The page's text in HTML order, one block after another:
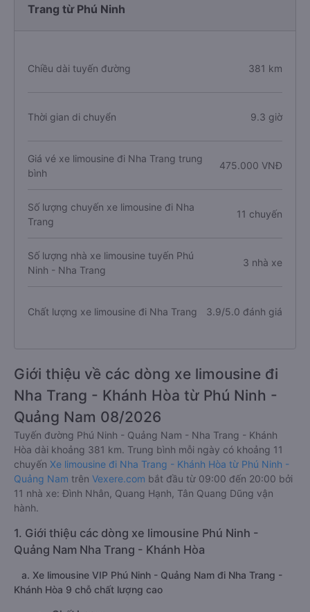
Trang từ Phú Ninh
Chiều dài tuyến đường 381 km
Thời gian di chuyển 9.3 giờ
Giá vé xe limousine đi Nha Trang trung
bình
475.000 VNĐ
Số lượng chuyến xe limousine đi Nha
Trang
11 chuyến
Số lượng nhà xe limousine tuyến Phú
Ninh - Nha Trang
3 nhà xe
Chất lượng xe limousine đi Nha Trang 3.9/5.0 đánh giá
Giới thiệu về các dòng xe limousine đi
Nha Trang - Khánh Hòa từ Phú Ninh -
Quảng Nam 08/2026
Tuyến đường Phú Ninh - Quảng Nam - Nha Trang - Khánh
Hòa dài khoảng 381 km. Trung bình mỗi ngày có khoảng 11
chuyến Xe limousine đi Nha Trang - Khánh Hòa từ Phú Ninh -
Quảng Nam trên Vexere.com bắt đầu từ 09:00 đến 20:00 bởi
11 nhà xe: Đình Nhân, Quang Hạnh, Tân Quang Dũng vận
hành.
1. Giới thiệu các dòng xe limousine Phú Ninh -
Quảng Nam Nha Trang - Khánh Hòa
a. Xe limousine VIP Phú Ninh - Quảng Nam đi Nha Trang -
Khánh Hòa 9 chỗ chất lượng cao